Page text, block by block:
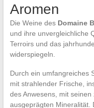
Aromen
Die Weine des Domaine
und ihre unvergleichliche
Terroirs und das
widerspiegeln.
Durch ein umfangreiches
mit strahlender Frische,
des Anwesens, mit
ausgeprägten Mineralität.